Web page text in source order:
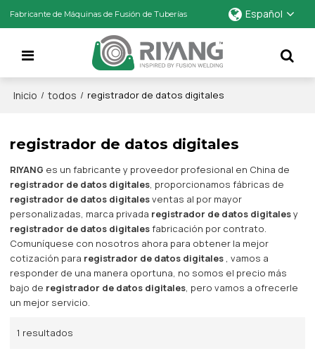
Fabricante de Máquinas de Fusión de Tuberías Español
Inicio / todos / registrador de datos digitales
registrador de datos digitales
RIYANG es un fabricante y proveedor profesional en China de
registrador de datos digitales, proporcionamos fábricas de
registrador de datos digitalesventas al por mayor
personalizadas, marca privada registrador de datos digitalesy
registrador de datos digitalesfabricación por contrato.
Comuníquese con nosotros ahora para obtener la mejor
cotización para registrador de datos digitales , vamos a
responder de una manera oportuna, no somos el precio más
bajo de registrador de datos digitales, pero vamos a ofrecerle
un mejor servicio.
1 resultados